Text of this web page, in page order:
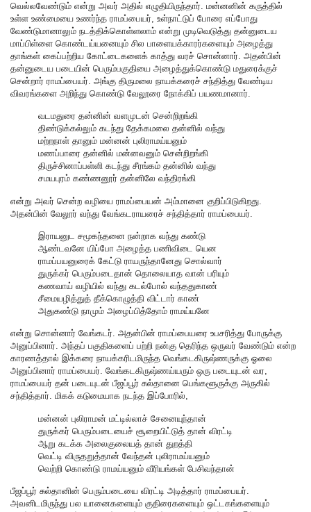
வெல்லவேண்டும் என்று அவர் அதில் எழுதியிருந்தார். மன்னனின் கருத்தில்
உள்ள உண்மையை உணர்ந்த ராமப்பையர், உள்நாட்டுப் போரை எப்போது
வேண்டுமானாலும் நடத்திக்கொள்ளலாம் என்று முடிவெடுத்து தன்னுடைய
மாப்பிள்ளை கொண்டய்யனையும் சில பாளையக்காரர்களையும் அழைத்து
தாங்கள் கைப்பற்றிய கோட்டைகளைக் காத்து வரச் சொன்னார். அதன்பின்
தன்னுடைய படையின் பெரும்பகுதியை அழைத்துக்கொண்டு மதுரைக்குச்
சென்றார் ராமப்பையர். அங்கு திருமலை நாயக்கரைச் சந்தித்து வேண்டிய
விவரங்களை அறிந்து கொண்டு வேலூரை நோக்கிப் பயணமானார்.
வடமதுரை தன்னின் வளமுடன் சென்றிறங்கி
திண்டுக்கல்லும் கடந்து தேக்கமலை தன்னில் வந்து
மற்றநாள் தானும் மன்னன் புலிராமய்யனும்
மணப்பாரை தன்னில் மன்னவனும் சென்றிறங்கி
திருச்சினாப்பள்ளி கடந்து சீரங்கம் தன்னில் வந்து
சமயபுரம் கண்ணனூர் தன்னிலே வந்திரங்கி
என்று அவர் சென்ற வழியை ராமப்பையன் அம்மானை குறிப்பிடுகிறது.
அதன்பின் வேலூர் வந்து வேங்கடராயரைச் சந்தித்தார் ராமப்பையர்.
இராயனுட சமூகந்தனை நன்றாக வந்து கண்டு
ஆண்டவனே யிப்போ அழைத்த பணிவிடை யென
ராமப்பயனுரைக் கேட்டு ராயருந்தானேது சொல்வார்
துருக்கர் பெரும்படைதான் தொலையாத வான் பரியும்
கணவாய் வழியில் வந்து கடல்போல் வந்ததுகாண்
சீமையழித்துத் தீக்கொழுத்தி விட்டார் காண்
அதுகண்டு நாமும் அழைப்பித்தோம் ராமய்யனே
என்று சொன்னார் வேங்கடர். அதன்பின் ராமப்பையரை உபசரித்து போருக்கு
அனுப்பினார். அந்தப் பகுதிகளைப் பற்றி நன்கு தெரிந்த ஒருவர் வேண்டும் என்ற
காரணத்தால் இக்கரை நாயக்கரிடமிருந்த வெங்கடகிருஷ்ணருக்கு ஓலை
அனுப்பினார் ராமப்பையர். வேங்கடகிருஷ்ணய்யரும் ஒரு படையுடன் வர,
ராமப்பையர் தன் படையுடன் பீஜப்பூர் சுல்தானை பெங்களூருக்கு அருகில்
சந்தித்தார். மிகக் கடுமையாக நடந்த இப்போரில்,
மன்னன் புலிராமன் மட்டில்லாச் சேனையுந்தான்
துருக்கர் பெரும்படையைச் சூறையிட்டுத் தான் விரட்டி
ஆறு கடக்க அலைகுலையத் தான் துறத்தி
வெட்டி விருதறுத்தான் வேந்தன் புலிராமய்யனும்
வெற்றி கொண்டு ராமய்யனும் வீரியங்கள் பேசிவந்தான்
பீஜப்பூர் சுல்தானின் பெரும்படையை விரட்டி அடித்தார் ராமப்பையர்.
அவனிடமிருந்து பல யானைகளையும் குதிரைகளையும் ஒட்டகங்களையும்